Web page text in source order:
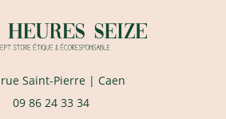
rue Saint-Pierre | Caen
09 86 24 33 34